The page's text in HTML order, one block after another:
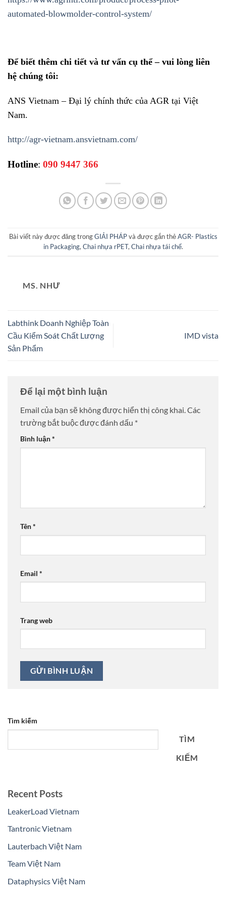
automated-blowmolder-control-system/
Để biết thêm chi tiết và tư vấn cụ thể – vui lòng liên
hệ chúng tôi:
ANS Vietnam – Đại lý chính thức của AGR tại Việt
Nam.
http://agr-vietnam.ansvietnam.com/
Hotline: 090 9447 366
Bài viết này được đăng trongGIẢI PHÁPvà được gắn thẻAGR- Plastics
in Packaging,Chai nhựa rPET,Chai nhựa tái chế.
MS. NHƯ
Labthink Doanh Nghiệp Toàn
Cầu Kiểm Soát Chất Lượng
Sản Phẩm
IMD vista
Để lại một bình luận
Email của bạn sẽ không được hiển thị công khai.Các
trường bắt buộc được đánh dấu *
Bình luận*
Tên*
Email *
Trang web
Tìm kiếm
TÌM
KIẾM
Recent Posts
LeakerLoad Vietnam
Tantronic Vietnam
Lauterbach Việt Nam
Team Việt Nam
Dataphysics Việt Nam